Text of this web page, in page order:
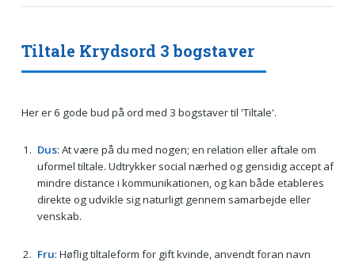
Tiltale Krydsord 3 bogstaver
Her er 6 gode bud på ord med 3 bogstaver til 'Tiltale'.
Dus: At være på du med nogen; en relation eller aftale om
uformel tiltale. Udtrykker social nærhed og gensidig accept af
mindre distance i kommunikationen, og kan både etableres
direkte og udvikle sig naturligt gennem samarbejde eller
venskab.
Fru: Høflig tiltaleform for gift kvinde, anvendt foran navn